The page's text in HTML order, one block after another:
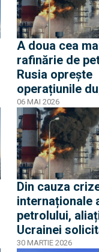
A doua cea
rafinărie de
Rusia oprește
operațiunile
atacurile cu
ucrainene
06 MAI 2026
Din cauza
internaționale
petrolului,
Ucrainei
Kievului să
30 MARTIE 2026